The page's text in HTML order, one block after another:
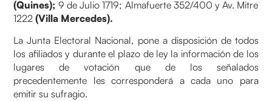
(Quines); 9 de Julio 1719; Almafuerte 352/400 y Av. Mitre
1222(Villa Mercedes).
La Junta Electoral Nacional, pone a disposición de todos
los afiliados y durante el plazo de ley la información de los
lugares de votación que de los señalados
precedentemente les corresponderá a cada uno para
emitir su sufragio.